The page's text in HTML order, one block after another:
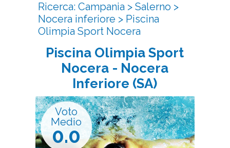
Ricerca: Campania> Salerno >
Nocera inferiore > Piscina
Olimpia Sport Nocera
Piscina Olimpia Sport
Nocera - Nocera
Inferiore (SA)
Voto
Medio
0.0